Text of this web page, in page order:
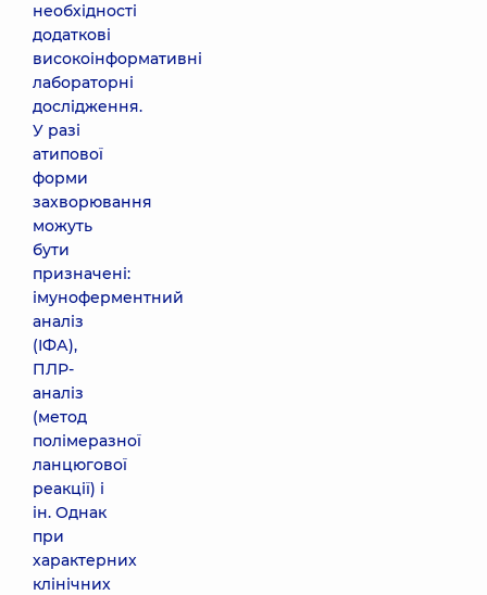
необхідності
додаткові
високоінформативні
лабораторні
дослідження.
У разі
атипової
форми
захворювання
можуть
бути
призначені:
імуноферментний
аналіз
(ІФА),
ПЛР-
аналіз
(метод
полімеразної
ланцюгової
реакції) і
ін. Однак
при
характерних
клінічних